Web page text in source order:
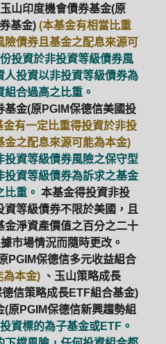
玉山印度機會債券基金(原
基金) (本基金有相當比重
險債券且基金之配息來源可
投資於非投資等級債券風
人投資以非投資等級債券為
合過高之比重。
基金(原PGIM保德信美國投
金有一定比重得投資於非投
金之配息來源可能為本金)
資等級債券風險之保守型
投資等級債券為訴求之基金
重。 本基金得投資非投
等級債券不限於美國，且
金淨資產價值之百分之二十
市場情況而隨時更改。
PGIM保德信多元收益組合
為本金) 、玉山策略成長
信策略成長ETF組合基金)
(原PGIM保德信新興趨勢組
資標的為子基金或ETF。